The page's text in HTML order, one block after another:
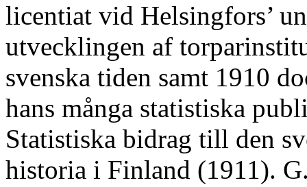
licentiat vid Helsingfors’
utvecklingen af
svenska tiden samt 1910
hans många statistiska
Statistiska bidrag till den
historia i Finland (1911).